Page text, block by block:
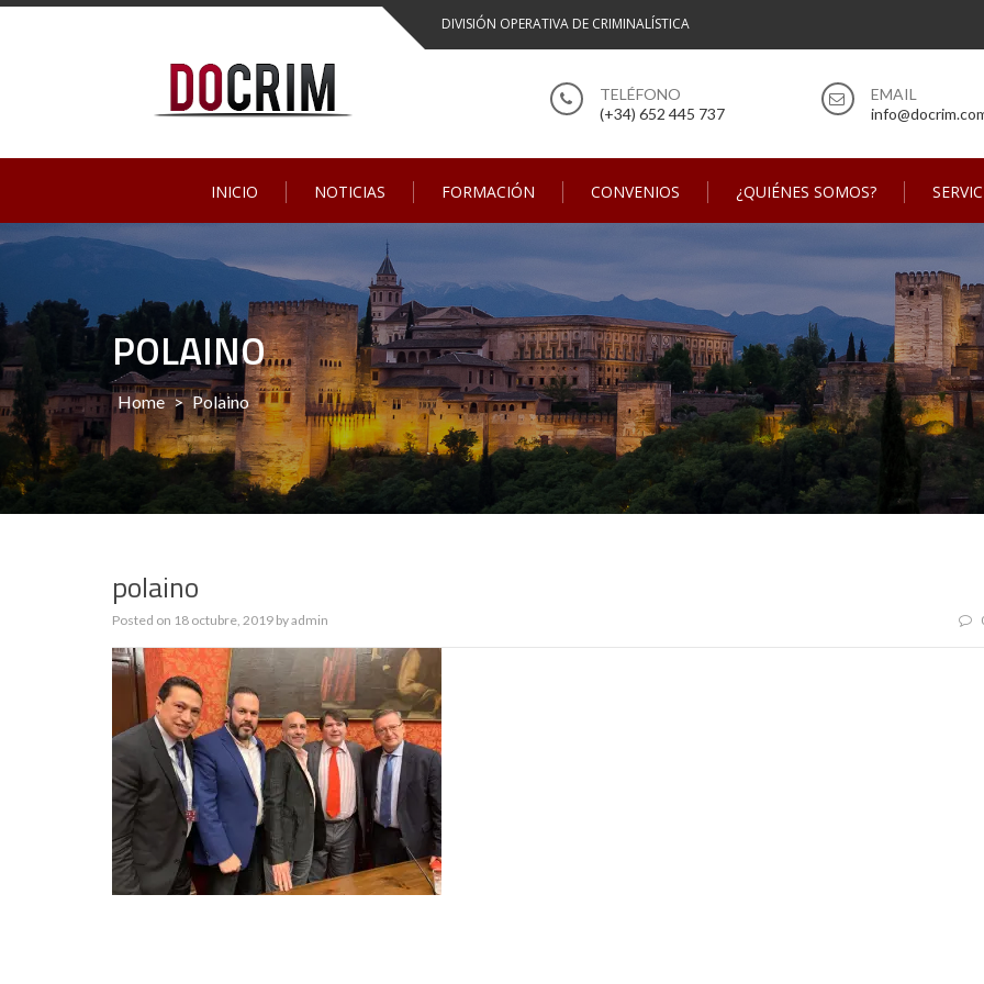
Skip
DIVISIÓN OPERATIVA DE CRIMINALÍSTICA
(+34) 652 445 737
INICIO NOTICIAS FORMACIÓN CONVENIOS ¿QUIÉNES SOMOS?
POLAINO
Home > Polaino
polaino
Posted on 18 octubre, 2019 byadmin